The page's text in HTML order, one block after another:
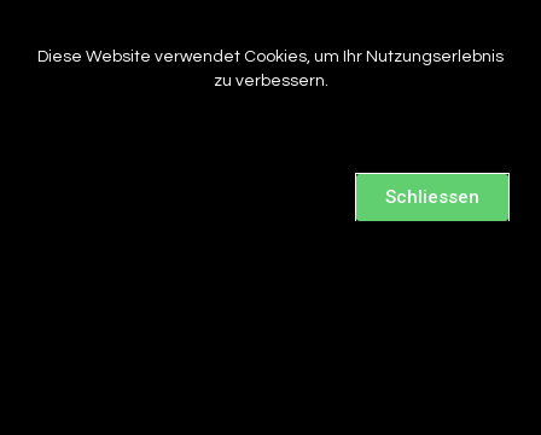
Diese Website verwendet Cookies, um Ihr Nutzungserlebnis
zu verbessern.
Schliessen